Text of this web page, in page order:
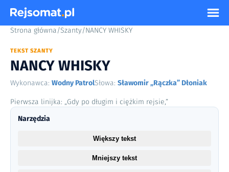
Strona główna/Szanty/NANCY WHISKY
TEKST SZANTY
NANCY WHISKY
Wykonawca: Wodny PatrolSłowa: Sławomir „Rączka” Dłoniak
Pierwsza linijka: „Gdy po długim i ciężkim rejsie,”
Narzędzia
Większy tekst
Mniejszy tekst